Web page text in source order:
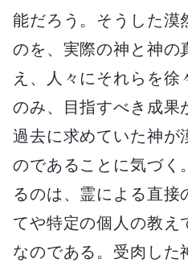
能だろう。そうした漠
のを、実際の神と神の
え、人々にそれらを
のみ、目指すべき成果
過去に求めていた神が
のであることに気づく
るのは、霊による直接
てや特定の個人の教え
なのである。受肉した